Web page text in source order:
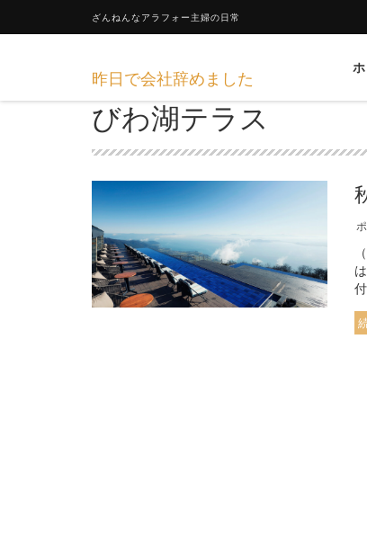
ざんねんなアラフォー主婦の日常
昨日で会社辞めました
びわ湖テラス